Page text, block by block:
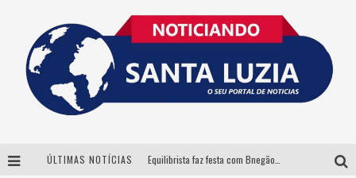
ÚLTIMAS NOTÍCIAS